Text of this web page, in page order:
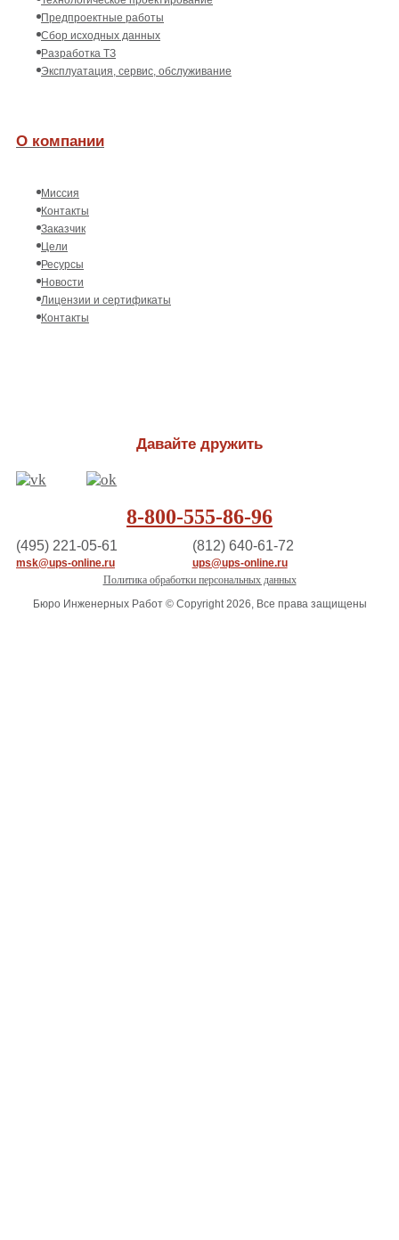
Предпроектные работы
Сбор исходных данных
Разработка ТЗ
Эксплуатация, сервис, обслуживание
О компании
Миссия
Контакты
Заказчик
Цели
Ресурсы
Новости
Лицензии и сертификаты
Контакты
Давайте дружить
8-800-555-86-96
(495) 221-05-61
msk@ups-online.ru
(812) 640-61-72
ups@ups-online.ru
Политика обработки персональных данных
Бюро Инженерных Работ © Copyright 2026, Все права защищены